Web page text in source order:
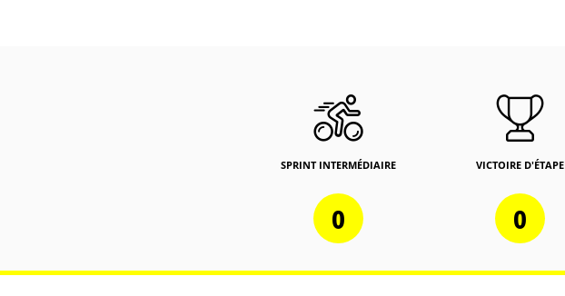
SPRINT INTERMÉDIAIRE
0
VICTOIRE D'ÉTAPE
0